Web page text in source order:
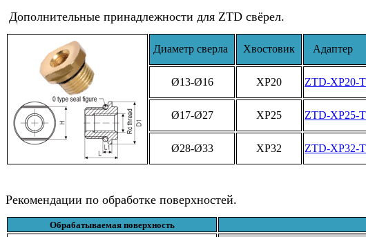
Дополнительные принадлежности для ZTD свёрел.
Диаметр сверла Хвостовик Адаптер
Ø13-Ø16 XP20 ZTD-XP20-
Ø17-Ø27 XP25 ZTD-XP25-
Ø28-Ø33 XP32 ZTD-XP32-
Рекомендации по обработке поверхностей.
Обрабатываемая поверхность